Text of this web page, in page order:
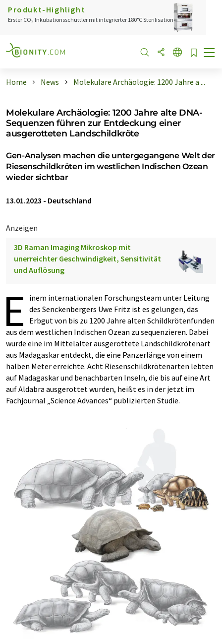
Produkt-Highlight
Erster CO₂ Inkubationsschüttler mit integrierter 180°C Sterilisation
Home News Molekulare Archäologie: 1200 Jahre a ...
Molekulare Archäologie: 1200 Jahre alte DNA-
Sequenzen führen zur Entdeckung einer
ausgerotteten Landschildkröte
Gen-Analysen machen die untergegangene Welt der
Riesenschildkröten im westlichen Indischen Ozean
wieder sichtbar
13.01.2023 - Deutschland
Anzeigen
3D Raman Imaging Mikroskop mit
unerreichter Geschwindigkeit, Sensitivität
und Auflösung
E
inem internationalen Forschungsteam unter Leitung
des Senckenbergers Uwe Fritz ist es gelungen, das
Erbgut von bis zu 1200 Jahre alten Schildkrötenfunden
aus dem westlichen Indischen Ozean zu sequenzieren. Dabei
wurde eine im Mittelalter ausgerottete Landschildkrötenart
aus Madagaskar entdeckt, die eine Panzerlänge von einem
halben Meter erreichte. Acht Riesenschildkrötenarten lebten
auf Madagaskar und benachbarten Inseln, die bis auf eine Art
auf Aldabra ausgerottet wurden, heißt es in der jetzt im
Fachjournal „Science Advances“ publizierten Studie.